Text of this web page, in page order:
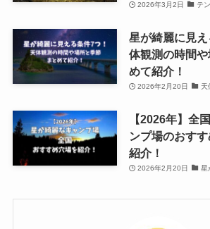
2026年3月2日 テ
星が綺麗に見
体観測の時間
めて紹介！
2026年2月20日 天
【2026年】全
ンプ場のおす
紹介！
2026年2月20日 星